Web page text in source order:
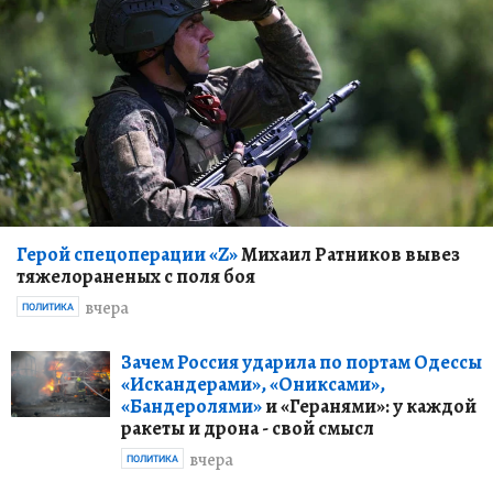
Герой спецоперации «Z»Михаил Ратников вывез
тяжелораненых с поля боя
вчера
ПОЛИТИКА
Зачем Россия ударила по портам Одессы
«Искандерами», «Ониксами»,
«Бандеролями»и «Геранями»: у каждой
ракеты и дрона - свой смысл
вчера
ПОЛИТИКА